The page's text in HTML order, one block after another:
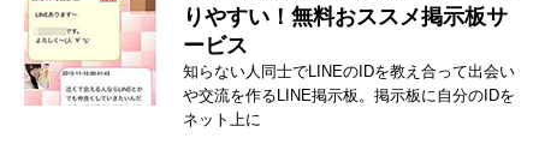
りやすい！無料おススメ掲示板サ
ービス
知らない人同士でLINEのIDを教え合って出会い
や交流を作るLINE掲示板。掲示板に自分のIDを
ネット上に